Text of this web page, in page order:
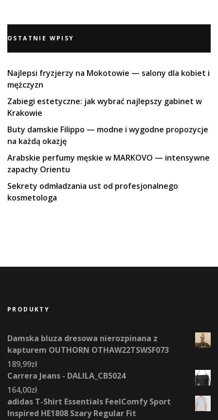
OSTATNIE WPISY
Najlepsi fryzjerzy na Mokotowie — salony dla kobiet i
mężczyzn
Zabiegi estetyczne: jak wybrać najlepszy gabinet w
Krakowie
Buty damskie Filippo — modne i wygodne propozycje
na każdą okazję
Arabskie perfumy męskie w MARKOVO — intensywne
zapachy Orientu
Sekrety odmładzania ust od profesjonalnego
kosmetologa
PRODUKTY
Damska bluza dresowa nierozpinana z
kapturem OUTHORN OTHAW22TSWSF073
189,99zł
Carrera Jeans - DALILA_CB5024
164,00zł
adidas T-Shirt Essentials FeelComfy Sport
Inspired HE1808 Szary Regular Fit